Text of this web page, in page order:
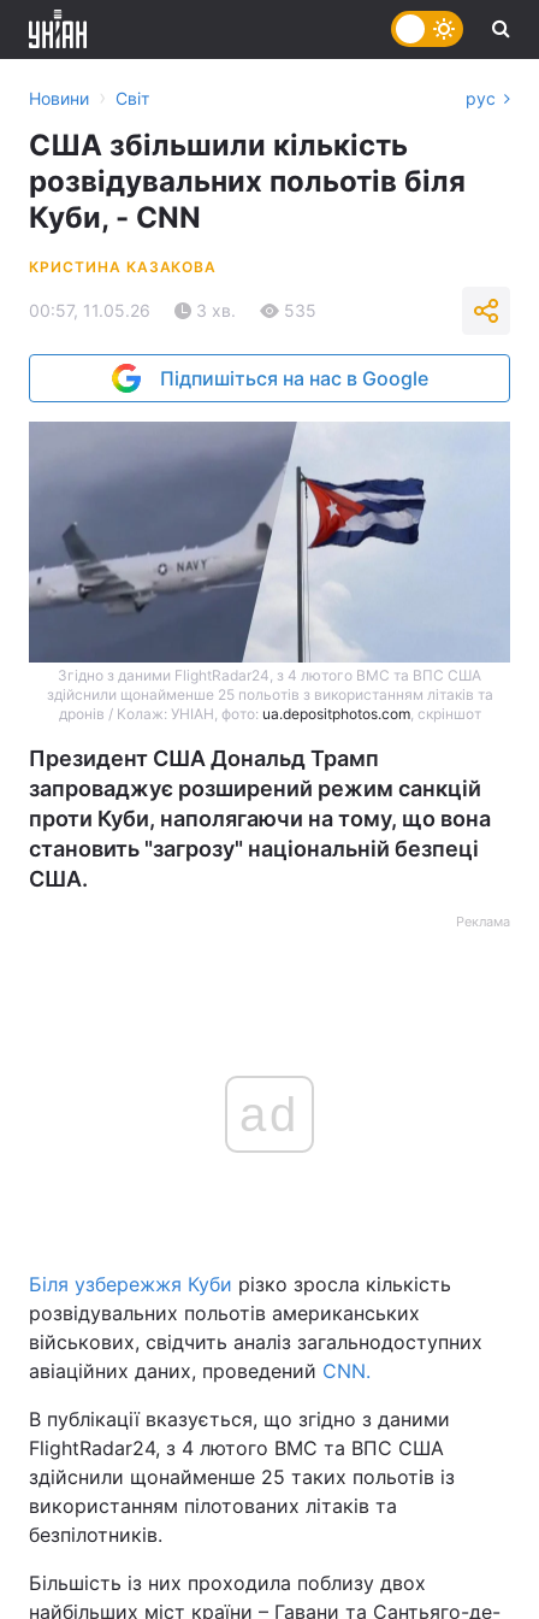
Економіка Світ
Спорт Наука
Зброя Інциденти
Здоров'я Туризм
Екологія Регіони
Новини › Світ рус
США збільшили кількість
розвідувальних польотів біля
Куби, - CNN
КРИСТИНА КАЗАКОВА
00:57, 11.05.26 3 хв. 535
Підпишіться на нас в Google
Згідно з даними FlightRadar24, з 4 лютого ВМС та ВПС США
здійснили щонайменше 25 польотів з використанням літаків та
дронів / Колаж: УНІАН, фото: ua.depositphotos.com, скріншот
Президент США Дональд Трамп
запроваджує розширений режим санкцій
проти Куби, наполягаючи на тому, що вона
становить "загрозу" національній безпеці
США.
Реклама
ad
Біля узбережжя Куби різко зросла кількість
розвідувальних польотів американських
військових, свідчить аналіз загальнодоступних
авіаційних даних, проведений CNN.
В публікації вказується, що згідно з даними
FlightRadar24, з 4 лютого ВМС та ВПС США
здійснили щонайменше 25 таких польотів із
використанням пілотованих літаків та
безпілотників.
Більшість із них проходила поблизу двох
найбільших міст країни – Гавани та Сантьяго-де-